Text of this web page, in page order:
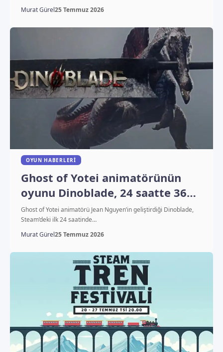
Murat Gürel25 Temmuz 2026
OYUN HABERLERI
Ghost of Yotei animatörünün
oyunu Dinoblade, 24 saatte 36
bin sattı
Ghost of Yotei animatörü Jean Nguyen’in geliştirdiği Dinoblade,
Steam’deki ilk 24 saatinde…
Murat Gürel25 Temmuz 2026